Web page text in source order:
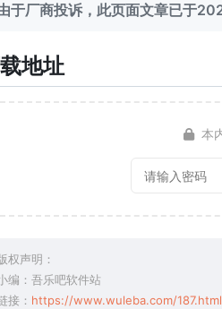
于厂商投诉，此页面文章已于
地址
本
权声明：
编：吾乐吧软件站
接： https://www.wuleba.com/187.html